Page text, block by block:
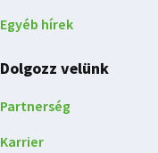
Egyéb hírek
Dolgozz velünk
Partnerség
Karrier